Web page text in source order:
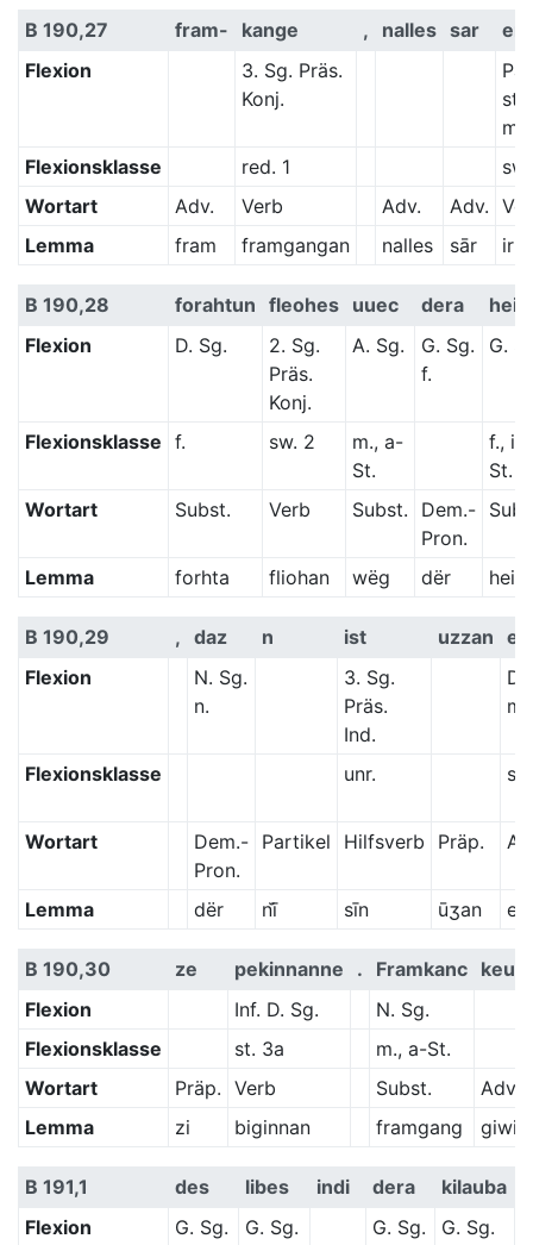
B 190,27 fram- kange , nalles sar
Flexion
3. Sg. Präs.
Konj.
st.
m.
Flexionsklasse
red. 1
Wortart
Adv. Verb Adv. Adv.
Lemma
fram framgangan nalles sār
B 190,28 forahtun fleohes uuec dera
heilii
Flexion
D. Sg.
2. Sg.
Präs.
Konj.
A. Sg.
G. Sg.
f.
G.
Flexionsklasse f. sw. 2
m., a-
St.
f., in-
St.
Wortart
Subst. Verb Subst.
Dem.-
Pron.
Lemma forhta fliohan wëg dër heilī
B 190,29 , daz n ist uzzan
Flexion
N. Sg.
n.
3. Sg.
Präs.
Ind.
D.
m.
Flexionsklasse unr. st.
Wortart
Dem.-
Pron.
Partikel Hilfsverb Präp.
Lemma dër nī̆ sīn ūʒan
B 190,30 ze pekinnanne . Framkanc
Flexion
Inf. D. Sg.
N. Sg.
Flexionsklasse
st. 3a
m., a-St.
Wortart
Präp. Verb Subst.
Adv.
Lemma
zi biginnan framgang
B 191,1 des libes indi dera
kilauba
Flexion
G. Sg.
G. Sg.
G. Sg.
G. Sg.